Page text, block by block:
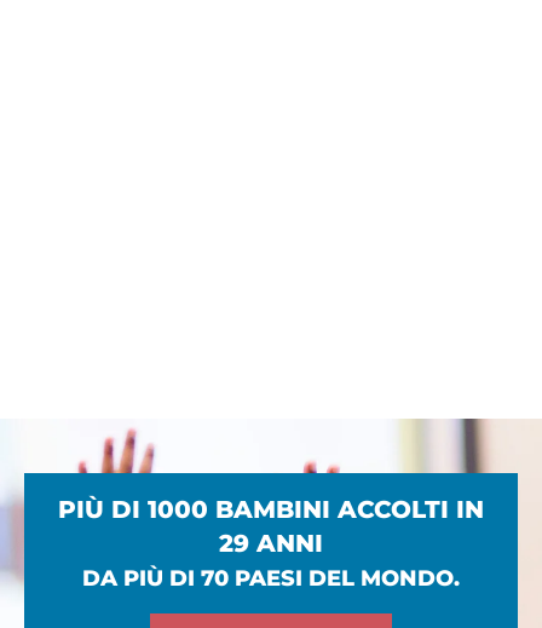
PIÙ DI 1000 BAMBINI ACCOLTI IN
29 ANNI
DA PIÙ DI 70 PAESI DEL MONDO.